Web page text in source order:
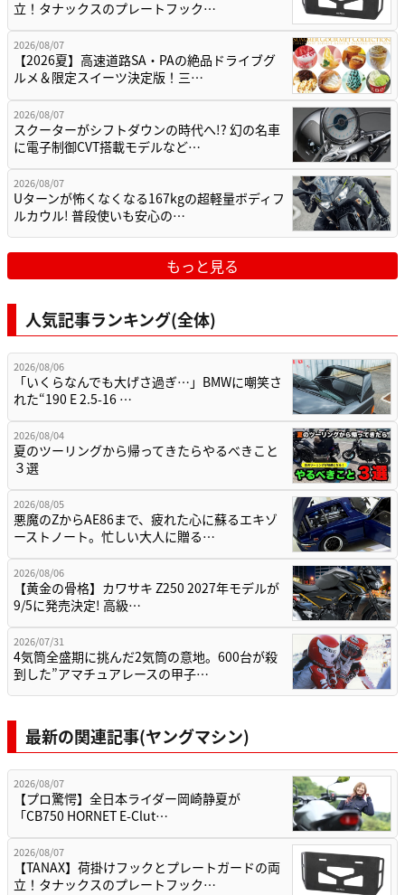
立！タナックスのプレートフック…
2026/08/07
【2026夏】高速道路SA・PAの絶品ドライブグ
ルメ＆限定スイーツ決定版！三…
2026/08/07
スクーターがシフトダウンの時代へ!? 幻の名車
に電子制御CVT搭載モデルなど…
2026/08/07
Uターンが怖くなくなる167kgの超軽量ボディフ
ルカウル! 普段使いも安心の…
もっと見る
人気記事ランキング(全体)
2026/08/06
「いくらなんでも大げさ過ぎ…」BMWに嘲笑さ
れた“190 E 2.5-16 …
2026/08/04
夏のツーリングから帰ってきたらやるべきこと
３選
2026/08/05
悪魔のZからAE86まで、疲れた心に蘇るエキゾ
ーストノート。忙しい大人に贈る…
2026/08/06
【黄金の骨格】カワサキ Z250 2027年モデルが
9/5に発売決定! 高級…
2026/07/31
4気筒全盛期に挑んだ2気筒の意地。600台が殺
到した”アマチュアレースの甲子…
最新の関連記事(ヤングマシン)
2026/08/07
【プロ驚愕】全日本ライダー岡崎静夏が
「CB750 HORNET E-Clut…
2026/08/07
【TANAX】荷掛けフックとプレートガードの両
立！タナックスのプレートフック…